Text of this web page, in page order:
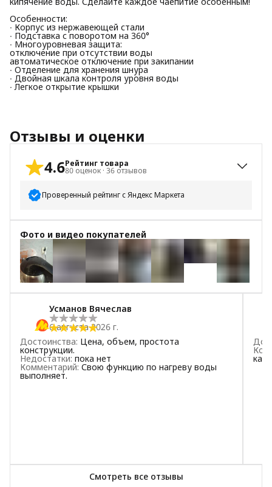
Особенности:
∙ Корпус из нержавеющей стали
∙ Подставка с поворотом на 360°
∙ Многоуровневая защита:
отключение при отсутствии воды
автоматическое отключение при закипании
∙ Отделение для хранения шнура
∙ Двойная шкала контроля уровня воды
∙ Легкое открытие крышки
Отзывы и оценки
4.6Рейтинг товара
80 оценок · 36 отзывов
Проверенный рейтинг с Яндекс Маркета
5 звёзд
62
4 звезды
12
3 звезды
2 звезды
0
1 звезда 4
Фото и видео покупателей
+8
Усманов Вячеслав
6 августа 2026 г.
Достоинства: Цена, объем, простота
конструкции.
Недостатки: пока нет
Комментарий: Свою функцию по нагреву воды
выполняет.
Смотреть все отзывы